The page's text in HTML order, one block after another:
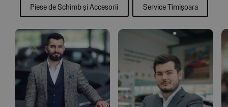
Piese de Schimb și Accesorii
Service Timișoara